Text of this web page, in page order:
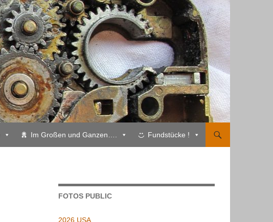
Im Großen und Ganzen…. Fundstücke !
FOTOS PUBLIC
2026 USA